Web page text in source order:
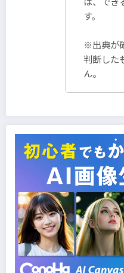
す。
※出典が
判断した
ん。